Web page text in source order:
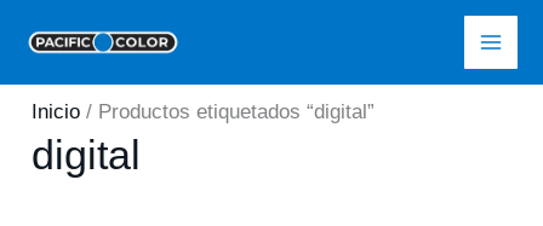
contenido
Inicio / Productos etiquetados “digital”
digital